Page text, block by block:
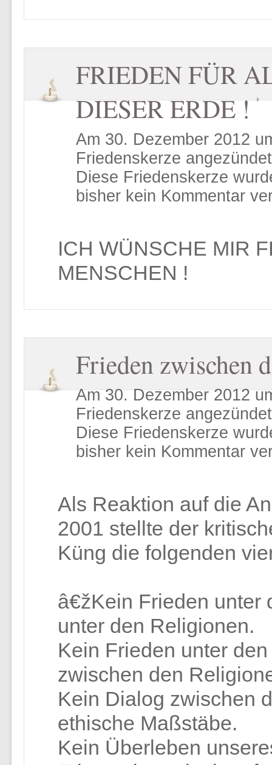
FRIEDEN FÜR
DIESER ERDE !
Am 30. Dezember 2012
Friedenskerze
Diese Friedenskerze
bisher kein Kommentar
ICH WÜNSCHE MIR
MENSCHEN !
Frieden zwischen
Am 30. Dezember 2012
Friedenskerze
Diese Friedenskerze
bisher kein Kommentar
Als Reaktion auf die
2001 stellte der
Küng die folgenden
â€žKein Frieden unter
unter den Religionen.
Kein Frieden unter
zwischen den
Kein Dialog zwischen
ethische Maßstäbe.
Kein Überleben